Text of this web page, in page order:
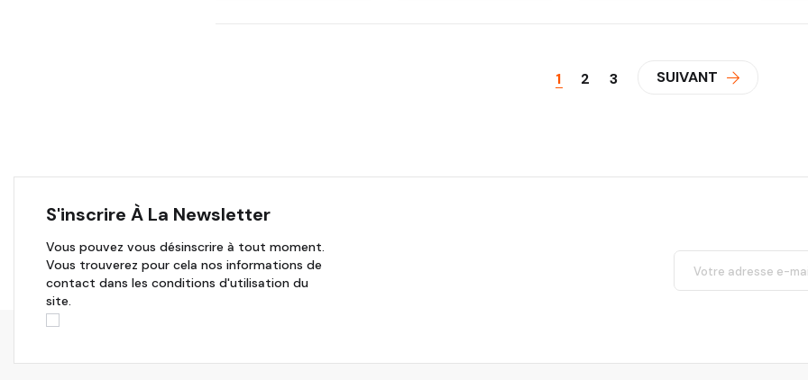
1 2 3 SUIVANT
S'inscrire À La Newsletter
Vous pouvez vous désinscrire à tout moment.
Vous trouverez pour cela nos informations de
contact dans les conditions d'utilisation du
site.